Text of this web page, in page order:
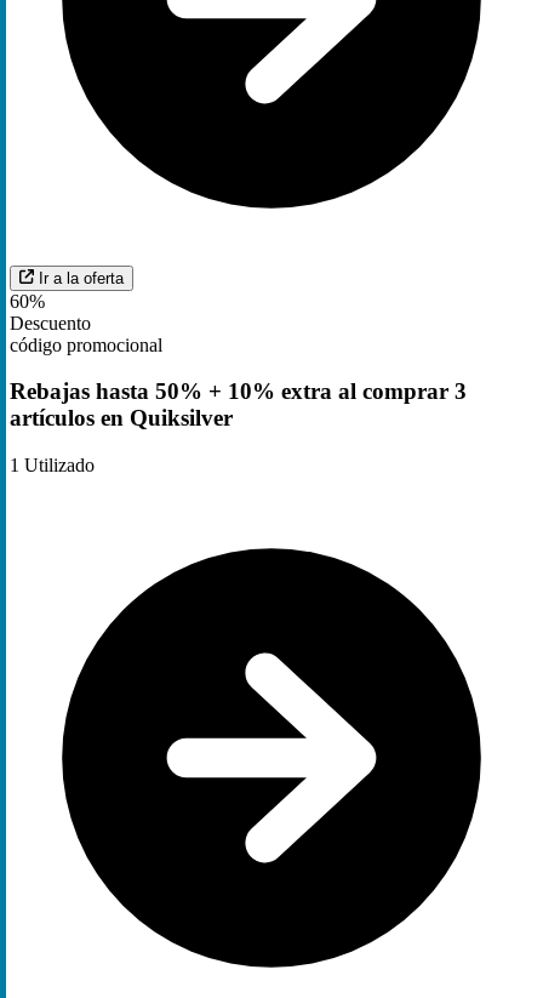
Ir a la oferta
60%
Descuento
código promocional
Rebajas hasta 50% + 10% extra al comprar 3
artículos en Quiksilver
1 Utilizado